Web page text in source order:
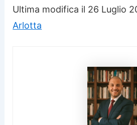
Ultima modifica il 26 Luglio
Arlotta